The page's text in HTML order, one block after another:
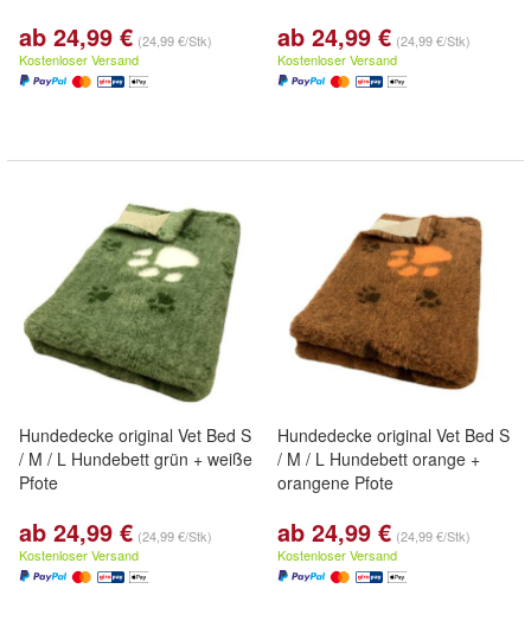
ab 24,99 € (24,99 €/Stk)
Kostenloser Versand
ab 24,99 € (24,99 €/Stk)
Kostenloser Versand
Hundedecke original Vet Bed S
/ M / L Hundebett grün + weiße
Pfote
ab 24,99 € (24,99 €/Stk)
Kostenloser Versand
Hundedecke original Vet Bed S
/ M / L Hundebett orange +
orangene Pfote
ab 24,99 € (24,99 €/Stk)
Kostenloser Versand